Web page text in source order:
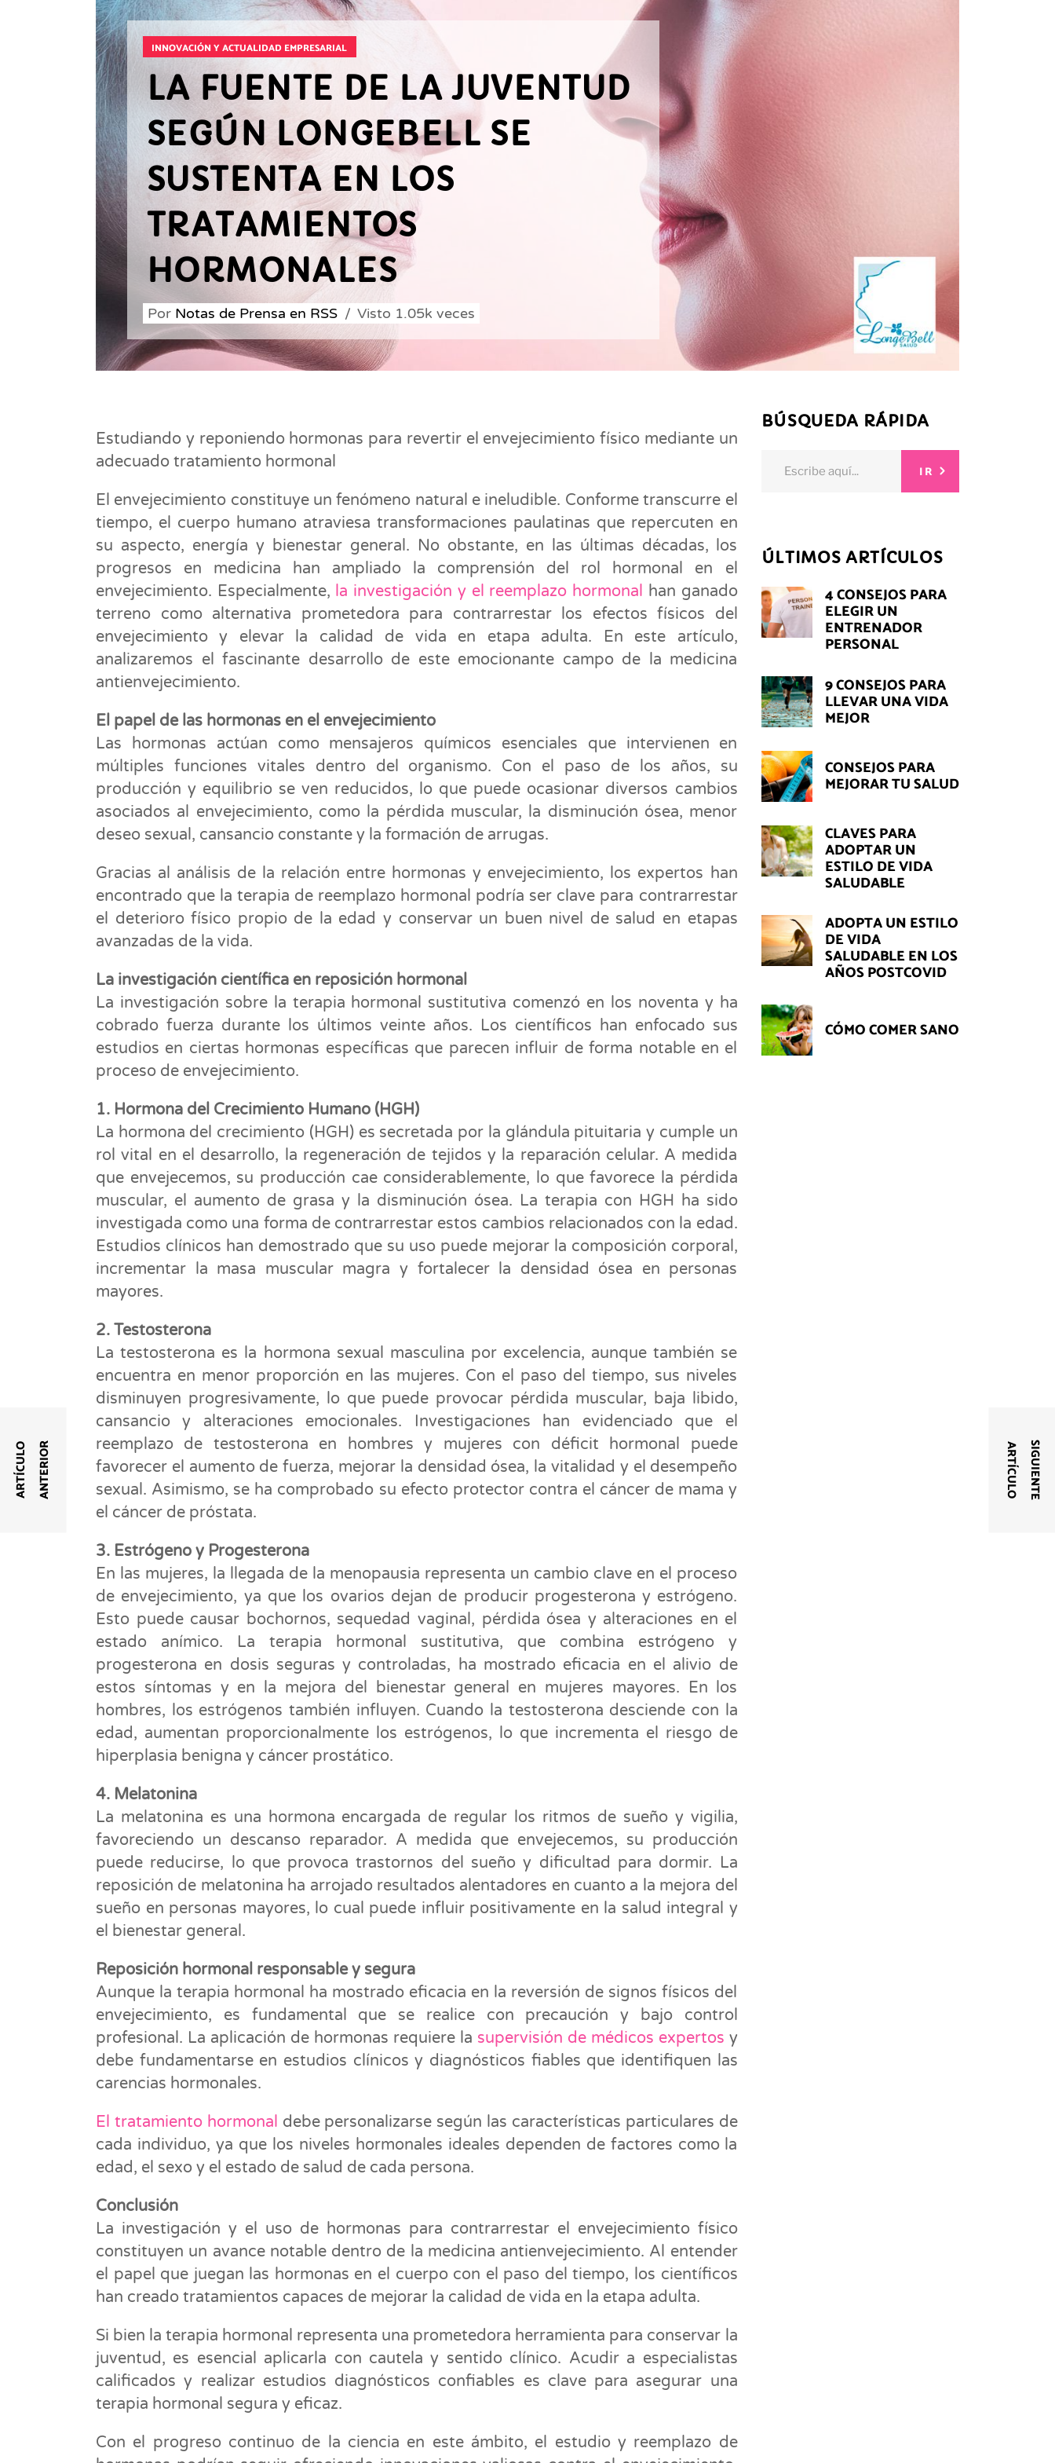
INNOVACIÓN Y ACTUALIDAD EMPRESARIAL
LA FUENTE DE LA JUVENTUD
SEGÚN LONGEBELL SE
SUSTENTA EN LOS
TRATAMIENTOS
HORMONALES
Por Notas de Prensa en RSS Visto 1.05k veces
Estudiando y reponiendo hormonas para revertir el envejecimiento físico mediante un
adecuado tratamiento hormonal
El envejecimiento constituye un fenómeno natural e ineludible. Conforme transcurre el
tiempo, el cuerpo humano atraviesa transformaciones paulatinas que repercuten en
su aspecto, energía y bienestar general. No obstante, en las últimas décadas, los
progresos en medicina han ampliado la comprensión del rol hormonal en el
envejecimiento. Especialmente, la investigación y el reemplazo hormonal han ganado
terreno como alternativa prometedora para contrarrestar los efectos físicos del
envejecimiento y elevar la calidad de vida en etapa adulta. En este artículo,
analizaremos el fascinante desarrollo de este emocionante campo de la medicina
antienvejecimiento.
El papel de las hormonas en el envejecimiento
Las hormonas actúan como mensajeros químicos esenciales que intervienen en
múltiples funciones vitales dentro del organismo. Con el paso de los años, su
producción y equilibrio se ven reducidos, lo que puede ocasionar diversos cambios
asociados al envejecimiento, como la pérdida muscular, la disminución ósea, menor
deseo sexual, cansancio constante y la formación de arrugas.
Gracias al análisis de la relación entre hormonas y envejecimiento, los expertos han
encontrado que la terapia de reemplazo hormonal podría ser clave para contrarrestar
el deterioro físico propio de la edad y conservar un buen nivel de salud en etapas
avanzadas de la vida.
La investigación científica en reposición hormonal
La investigación sobre la terapia hormonal sustitutiva comenzó en los noventa y ha
cobrado fuerza durante los últimos veinte años. Los científicos han enfocado sus
estudios en ciertas hormonas específicas que parecen influir de forma notable en el
proceso de envejecimiento.
1. Hormona del Crecimiento Humano (HGH)
La hormona del crecimiento (HGH) es secretada por la glándula pituitaria y cumple un
rol vital en el desarrollo, la regeneración de tejidos y la reparación celular. A medida
que envejecemos, su producción cae considerablemente, lo que favorece la pérdida
muscular, el aumento de grasa y la disminución ósea. La terapia con HGH ha sido
investigada como una forma de contrarrestar estos cambios relacionados con la edad.
Estudios clínicos han demostrado que su uso puede mejorar la composición corporal,
incrementar la masa muscular magra y fortalecer la densidad ósea en personas
mayores.
2. Testosterona
La testosterona es la hormona sexual masculina por excelencia, aunque también se
encuentra en menor proporción en las mujeres. Con el paso del tiempo, sus niveles
disminuyen progresivamente, lo que puede provocar pérdida muscular, baja libido,
cansancio y alteraciones emocionales. Investigaciones han evidenciado que el
reemplazo de testosterona en hombres y mujeres con déficit hormonal puede
favorecer el aumento de fuerza, mejorar la densidad ósea, la vitalidad y el desempeño
sexual. Asimismo, se ha comprobado su efecto protector contra el cáncer de mama y
el cáncer de próstata.
3. Estrógeno y Progesterona
En las mujeres, la llegada de la menopausia representa un cambio clave en el proceso
de envejecimiento, ya que los ovarios dejan de producir progesterona y estrógeno.
Esto puede causar bochornos, sequedad vaginal, pérdida ósea y alteraciones en el
estado anímico. La terapia hormonal sustitutiva, que combina estrógeno y
progesterona en dosis seguras y controladas, ha mostrado eficacia en el alivio de
estos síntomas y en la mejora del bienestar general en mujeres mayores. En los
hombres, los estrógenos también influyen. Cuando la testosterona desciende con la
edad, aumentan proporcionalmente los estrógenos, lo que incrementa el riesgo de
hiperplasia benigna y cáncer prostático.
4. Melatonina
La melatonina es una hormona encargada de regular los ritmos de sueño y vigilia,
favoreciendo un descanso reparador. A medida que envejecemos, su producción
puede reducirse, lo que provoca trastornos del sueño y dificultad para dormir. La
reposición de melatonina ha arrojado resultados alentadores en cuanto a la mejora del
sueño en personas mayores, lo cual puede influir positivamente en la salud integral y
el bienestar general.
Reposición hormonal responsable y segura
Aunque la terapia hormonal ha mostrado eficacia en la reversión de signos físicos del
envejecimiento, es fundamental que se realice con precaución y bajo control
profesional. La aplicación de hormonas requiere la supervisión de médicos expertos y
debe fundamentarse en estudios clínicos y diagnósticos fiables que identifiquen las
carencias hormonales.
El tratamiento hormonal debe personalizarse según las características particulares de
cada individuo, ya que los niveles hormonales ideales dependen de factores como la
edad, el sexo y el estado de salud de cada persona.
Conclusión
La investigación y el uso de hormonas para contrarrestar el envejecimiento físico
constituyen un avance notable dentro de la medicina antienvejecimiento. Al entender
el papel que juegan las hormonas en el cuerpo con el paso del tiempo, los científicos
han creado tratamientos capaces de mejorar la calidad de vida en la etapa adulta.
Si bien la terapia hormonal representa una prometedora herramienta para conservar la
juventud, es esencial aplicarla con cautela y sentido clínico. Acudir a especialistas
calificados y realizar estudios diagnósticos confiables es clave para asegurar una
terapia hormonal segura y eficaz.
Con el progreso continuo de la ciencia en este ámbito, el estudio y reemplazo de
A
R
T
Í
C
U
L
O
A
N
T
E
R
I
O R S
I
G
U
I
E
N
T
E
A
R
T
Í
C
U
L
O
BÚSQUEDA RÁPIDA
IR
ÚLTIMOS ARTÍCULOS
4 CONSEJOS PARA
ELEGIR UN
ENTRENADOR
PERSONAL
9 CONSEJOS PARA
LLEVAR UNA VIDA
MEJOR
CONSEJOS PARA
MEJORAR TU SALUD
CLAVES PARA
ADOPTAR UN
ESTILO DE VIDA
SALUDABLE
ADOPTA UN ESTILO
DE VIDA
SALUDABLE EN LOS
AÑOS POSTCOVID
CÓMO COMER SANO